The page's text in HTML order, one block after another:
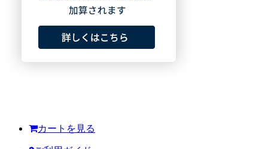
カートを見る